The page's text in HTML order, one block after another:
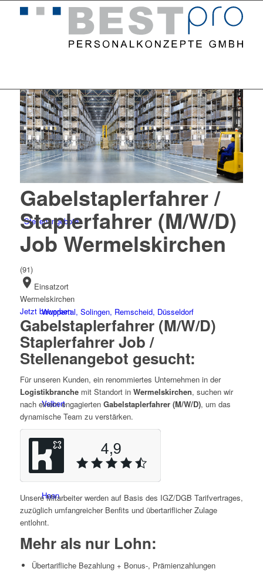
Home
Stellenangebote
Wuppertal, Solingen, Remscheid, Düsseldorf
Velbert
Haan
Gabelstaplerfahrer /
Staplerfahrer (M/W/D)
Job Wermelskirchen
(91)
location_on Einsatzort
Wermelskirchen
Jetzt bewerben
Gabelstaplerfahrer (M/W/D)
Staplerfahrer Job /
Stellenangebot gesucht:
Für unseren Kunden, ein renommiertes Unternehmen in der
Logistikbranche mit Standort in Wermelskirchen, suchen wir
nach einem engagierten Gabelstaplerfahrer (M/W/D), um das
dynamische Team zu verstärken.
Unsere Mitarbeiter werden auf Basis des IGZ/DGB Tarifvertrages,
zuzüglich umfangreicher Benfits und übertariflicher Zulage
entlohnt.
Mehr als nur Lohn:
Übertarifliche Bezahlung + Bonus-, Prämienzahlungen